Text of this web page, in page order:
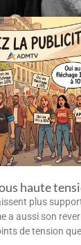
haute
plus
a aussi son
de tension que